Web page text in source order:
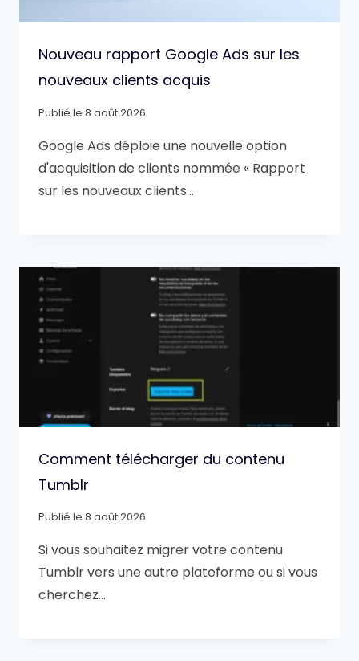
Nouveau rapport Google Ads sur les
nouveaux clients acquis
Publié le 8 août 2026
Google Ads déploie une nouvelle option
d'acquisition de clients nommée « Rapport
sur les nouveaux clients…
Comment télécharger du contenu
Tumblr
Publié le 8 août 2026
Si vous souhaitez migrer votre contenu
Tumblr vers une autre plateforme ou si vous
cherchez…